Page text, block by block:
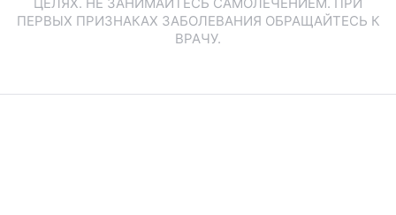
ПЕРВЫХ ПРИЗНАКАХ ЗАБОЛЕВАНИЯ ОБРАЩАЙТЕСЬ К
ВРАЧУ.